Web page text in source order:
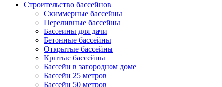
Строительство бассейнов
Скиммерные бассейны
Переливные бассейны
Бассейны для дачи
Бетонные бассейны
Открытые бассейны
Крытые бассейны
Бассейн в загородном доме
Бассейн 25 метров
Бассейн 50 метров